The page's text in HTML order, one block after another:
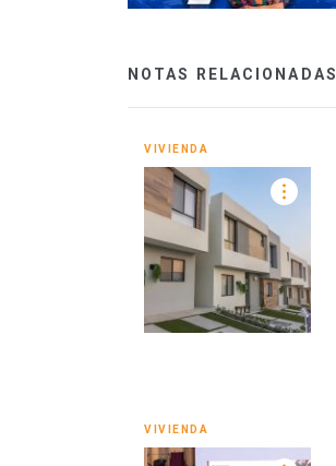
NOTAS RELACIONADAS
VIVIENDA
VIVIENDA